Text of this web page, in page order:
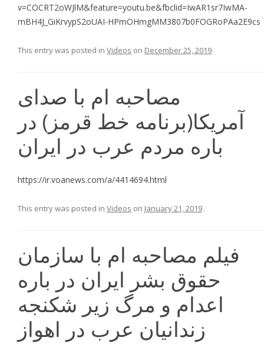
v=COCRT2oWJlM&feature=youtu.be&fbclid=IwAR1sr7IwMA-
mBH4J_GiKrvypS2oUAI-HPmOHmgMM3807b0FOGRoPAa2E9cs
This entry was posted in Videos on December 25, 2019.
مصاحبه ام با صدای
آمریکا(برنامه خط قرمز) در
باره مردم عرب در ایران
https://ir.voanews.com/a/4414694.html
This entry was posted in Videos on January 21, 2019.
فيلم مصاحبه ام با سازمان
حقوق بشر ايران در باره
اعدام و مرگ زير شكنجه
زندانيان عرب در اهواز